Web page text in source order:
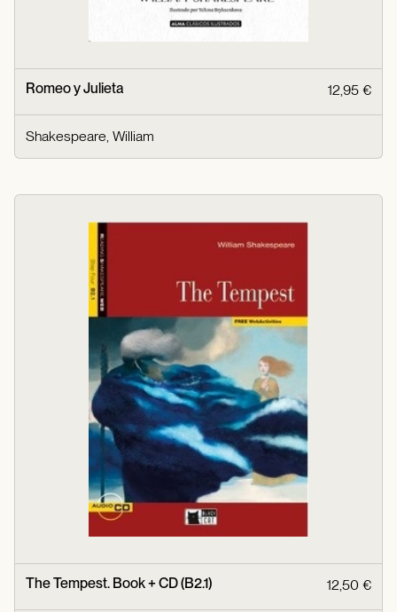
Romeo y Julieta 12,95 €
Shakespeare, William
The Tempest. Book + CD (B2.1) 12,50 €